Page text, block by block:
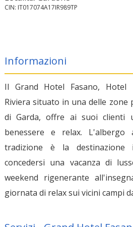
CIN: IT017074A17IR989TP
Informazioni
Il Grand Hotel Fasano, Hotel
Riviera situato in una delle zone
di Garda, offre ai suoi clienti
benessere e relax.
tradizione è la
concedersi una vacanza di
weekend rigenerante
giornata di relax sui vicini campi